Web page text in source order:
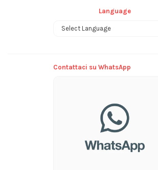
Language
Contattaci su WhatsApp